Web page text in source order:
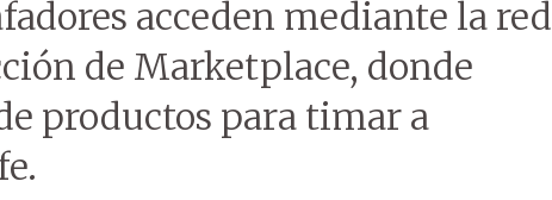
acceden mediante la red
de Marketplace, donde
productos para timar a